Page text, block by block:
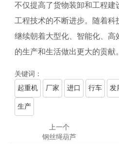
不仅提高了货物装卸和工程建
工程技术的不断进步。随着
继续朝着大型化、智能化、高
的生产和生活做出更大的贡献。
关键词：
起重机
厂家 进口 行车 发
生产
上一个
钢丝绳葫芦